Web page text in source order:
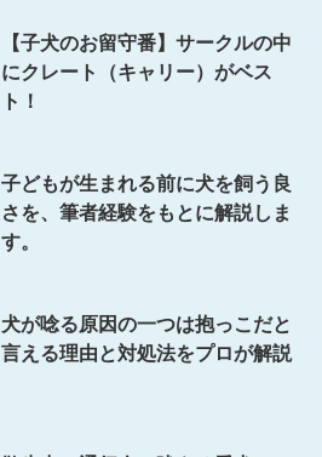
【子犬のお留守番】サークルの中
にクレート（キャリー）がベス
ト！
子どもが生まれる前に犬を飼う良
さを、筆者経験をもとに解説しま
す。
犬が唸る原因の一つは抱っこだと
言える理由と対処法をプロが解説